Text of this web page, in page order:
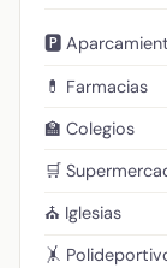
🅿️
💊 Farmacias
🏫 Colegios
🛒
⛪ Iglesias
🤸